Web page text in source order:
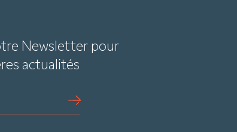
Newsletter pour
actualités